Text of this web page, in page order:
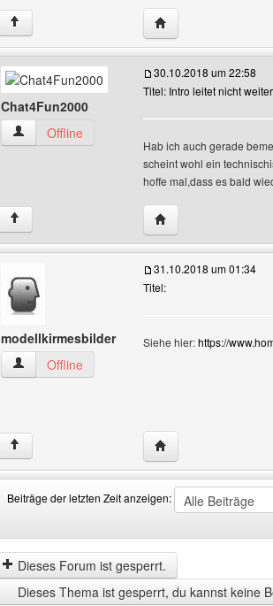
↑ Website dieses
Chat4Fun2000
Chat4Fun2000 Benutzer-Profile anzeigen
Offline
30.10.2018 um 22:58
Titel: Intro leitet nicht weiter
Hab ich auch gerade
scheint wohl ein
hoffe mal,dass es bald
↑ Website dieses
modellkirmesbilder
modellkirmesbilder Benutzer-Profile anzeigen
Offline
31.10.2018 um 01:34
Titel:
Siehe hier:https://
↑ Website dieses
Beiträge der letzten Zeit anzeigen:
der
letzten
Zeit
anzeigen
by
Dieses Forum ist gesperrt.
Dieses Thema ist gesperrt, du kannst keine